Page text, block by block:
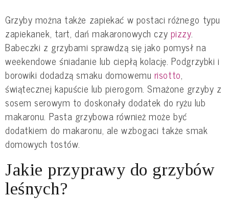
Grzyby można także zapiekać w postaci różnego typu
zapiekanek, tart, dań makaronowych czy pizzy.
Babeczki z grzybami sprawdzą się jako pomysł na
weekendowe śniadanie lub ciepłą kolację. Podgrzybki i
borowiki dodadzą smaku domowemu risotto,
świątecznej kapuście lub pierogom. Smażone grzyby z
sosem serowym to doskonały dodatek do ryżu lub
makaronu. Pasta grzybowa również może być
dodatkiem do makaronu, ale wzbogaci także smak
domowych tostów.
Jakie przyprawy do grzybów
leśnych?